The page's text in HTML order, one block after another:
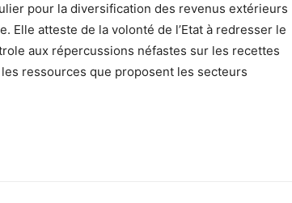
pour la diversification des revenus extérieurs
Elle atteste de la volonté de l’Etat à redresser le
aux répercussions néfastes sur les recettes
ressources que proposent les secteurs